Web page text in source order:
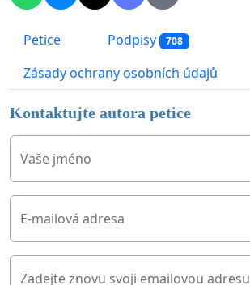
Petice Podpisy 708
Zásady ochrany osobních údajů
Kontaktujte autora petice
Vaše jméno
E-mailová adresa
Zadejte znovu svoji emailovou adresu